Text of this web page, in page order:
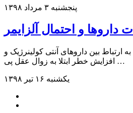
پنجشنبه ۳ مرداد ۱۳۹۸
و احتمال آلزایمر
ارتباط بین داروهای آنتی ‌کولینرژیک و
افزایش خطر ابتلا به زوال عقل پی …
یکشنبه ۱۶ تیر ۱۳۹۸